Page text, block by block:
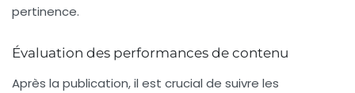
pertinence.
Évaluation des performances de contenu
Après la publication, il est crucial de suivre les